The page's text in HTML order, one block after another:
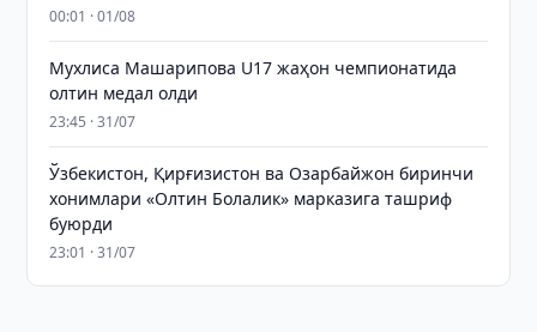
00:01 · 01/08
Мухлиса Машарипова U17 жаҳон чемпионатида
олтин медал олди
23:45 · 31/07
Ўзбекистон, Қирғизистон ва Озарбайжон биринчи
хонимлари «Олтин Болалик» марказига ташриф
буюрди
23:01 · 31/07